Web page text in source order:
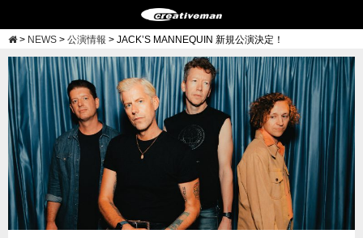
> NEWS > 公演情報 > JACK’S MANNEQUIN 新規公演決定！